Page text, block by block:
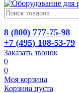
8 (800) 777-75-98
+7 (495) 108-53-79
Заказать звонок
0
0
Моя корзина
Корзина пуста